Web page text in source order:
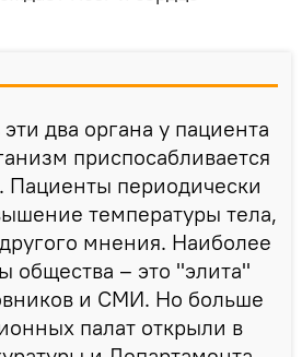
два органа у пациента
приспосабливается
Пациенты периодически
температуры тела,
мнения. Наиболее
общества – это "элита"
и СМИ. Но больше
палат открыли в